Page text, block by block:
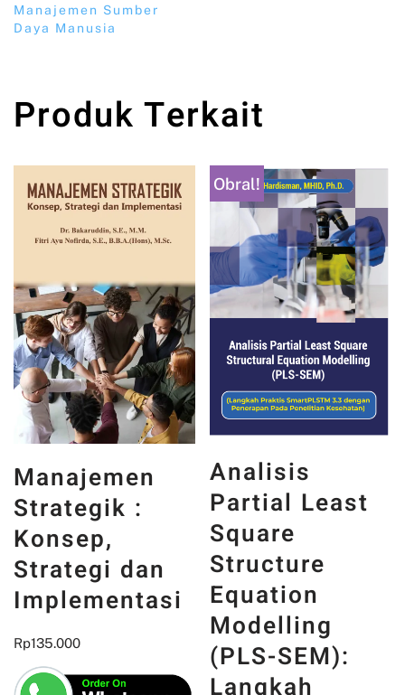
Manajemen Sumber
Daya Manusia
Produk Terkait
Manajemen
Strategik :
Konsep,
Strategi dan
Implementasi
Rp135.000
Obral!
Analisis
Partial Least
Square
Structure
Equation
Modelling
(PLS-SEM):
Langkah